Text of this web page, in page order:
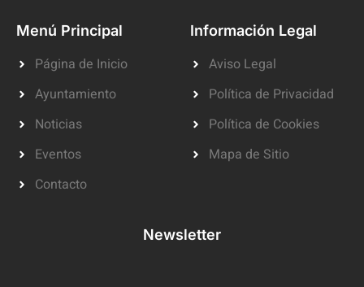
Menú Principal
Página de Inicio
Ayuntamiento
Noticias
Eventos
Contacto
Información Legal
Aviso Legal
Política de Privacidad
Política de Cookies
Mapa de Sitio
Newsletter